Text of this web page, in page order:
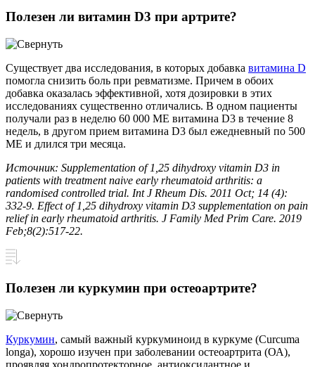
Полезен ли витамин D3 при артрите?
Существует два исследования, в которых добавка витамина D
помогла снизить боль при ревматизме. Причем в обоих
добавка оказалась эффективной, хотя дозировки в этих
исследованиях существенно отличались. В одном пациенты
получали раз в неделю 60 000 МЕ витамина D3 в течение 8
недель, в другом прием витамина D3 был ежедневный по 500
МЕ и длился три месяца.
Источник: Supplementation of 1,25 dihydroxy vitamin D3 in
patients with treatment naive early rheumatoid arthritis: a
randomised controlled trial. Int J Rheum Dis. 2011 Oct; 14 (4):
332-9. Effect of 1,25 dihydroxy vitamin D3 supplementation on pain
relief in early rheumatoid arthritis. J Family Med Prim Care. 2019
Feb;8(2):517-22.
Полезен ли куркумин при остеоартрите?
Куркумин, самый важный куркуминоид в куркуме (Curcuma
longa), хорошо изучен при заболевании остеоартрита (ОА),
проявляя хондропротекторное, антиоксидантное и